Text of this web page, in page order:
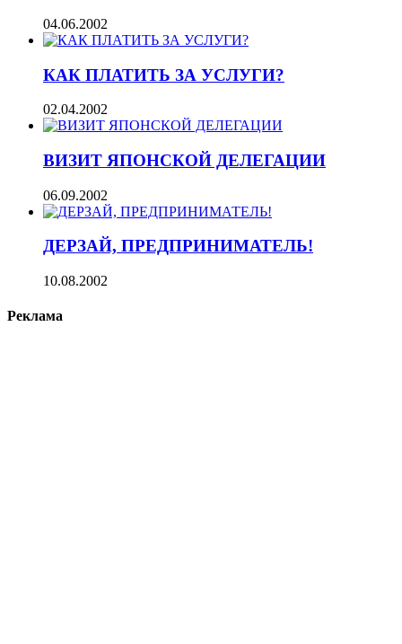
04.06.2002
КАК ПЛАТИТЬ ЗА УСЛУГИ?
02.04.2002
ВИЗИТ ЯПОНСКОЙ ДЕЛЕГАЦИИ
06.09.2002
ДЕРЗАЙ, ПРЕДПРИНИМАТЕЛЬ!
10.08.2002
Реклама